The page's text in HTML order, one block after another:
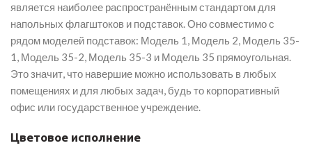
является наиболее распространённым стандартом для
напольных флагштоков и подставок. Оно совместимо с
рядом моделей подставок: Модель 1, Модель 2, Модель 35-
1, Модель 35-2, Модель 35-3 и Модель 35 прямоугольная.
Это значит, что навершие можно использовать в любых
помещениях и для любых задач, будь то корпоративный
офис или государственное учреждение.
Цветовое исполнение